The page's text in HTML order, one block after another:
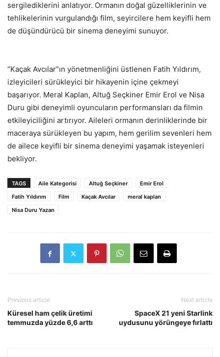
sergilediklerini anlatıyor. Ormanın doğal güzelliklerinin ve
tehlikelerinin vurgulandığı film, seyircilere hem keyifli hem
de düşündürücü bir sinema deneyimi sunuyor.
“Kaçak Avcılar”ın yönetmenliğini üstlenen Fatih Yıldırım,
izleyicileri sürükleyici bir hikayenin içine çekmeyi
başarıyor. Meral Kaplan, Altuğ Seçkiner Emir Erol ve Nisa
Duru gibi deneyimli oyuncuların performansları da filmin
etkileyiciliğini artırıyor. Aileleri ormanın derinliklerinde bir
maceraya sürükleyen bu yapım, hem gerilim sevenleri hem
de ailece keyifli bir sinema deneyimi yaşamak isteyenleri
bekliyor.
TAGS Aile Kategorisi Altuğ Seçkiner
Emir Erol
Fatih Yıldırım
Film Kaçak Avcılar
meral kaplan
Nisa Duru Yazan
Previous article
Küresel ham çelik üretimi
temmuzda yüzde 6,6 arttı
Next article
SpaceX 21 yeni Starlink
uydusunu yörüngeye fırlattı